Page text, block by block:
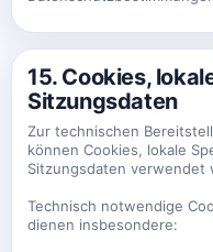
15. Cookies,
Sitzungsdaten
Zur technischen
können Cookies, lokale
Sitzungsdaten verwendet
Technisch notwendige
dienen insbesondere: